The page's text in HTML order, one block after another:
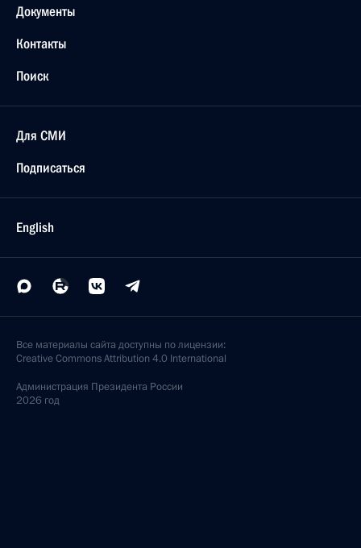
Документы
Контакты
Поиск
Для СМИ
Подписаться
English
Все материалы сайта доступны по лицензии:
Creative Commons Attribution 4.0 International
Администрация Президента России
2026 год